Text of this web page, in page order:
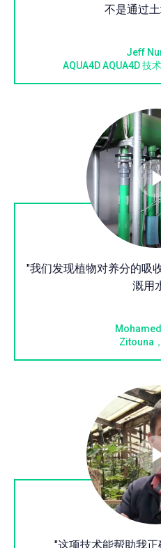
不是通过土
Jeff
AQUA4D AQUA4D 技
"我们发现植物对养分的吸
溉用
Zitouna
"这项技术能帮助我